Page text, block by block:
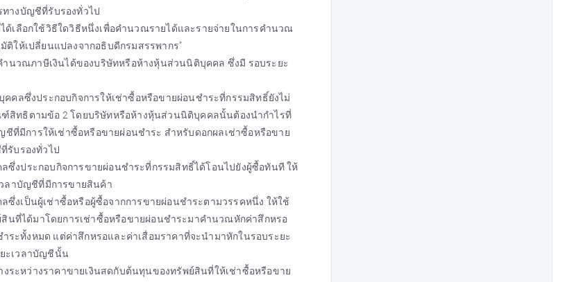
ทางบัญชีที่รับรองทั่วไป
เลือกใช้วิธีใดวิธีหนึ่งเพื่อคำนวณรายได้และรายจ่ายในการคำนวณ
ติให้เปลี่ยนแปลงจากอธิบดีกรมสรรพากร”
ำนวณภาษีเงินได้ของบริษัทหรือห้างหุ้นส่วนนิติบุคคล ซึ่งมี รอบระยะ
ลซึ่งประกอบกิจการให้เช่าซื้อหรือขายผ่อนชำระที่กรรมสิทธิ์ยังไม่
สิทธิตามข้อ 2 โดยบริษัทหรือห้างหุ้นส่วนนิติบุคคลนั้นต้องนำกำไรที่
ที่มีการให้เช่าซื้อหรือขายผ่อนชำระ สำหรับดอกผลเช่าซื้อหรือขาย
รับรองทั่วไป
งประกอบกิจการขายผ่อนชำระที่กรรมสิทธิ์ได้โอนไปยังผู้ซื้อทันที ให้
ลาบัญชีที่มีการขายสินค้า
งเป็นผู้เช่าซื้อหรือผู้ซื้อจากการขายผ่อนชำระตามวรรคหนึ่ง ให้ใช้
ที่ได้มาโดยการเช่าซื้อหรือขายผ่อนชำระมาคำนวณหักค่าสึกหรอ
ะทั้งหมด แต่ค่าสึกหรอและค่าเสื่อมราคาที่จะนำมาหักในรอบระยะ
ะเวลาบัญชีนั้น
งระหว่างราคาขายเงินสดกับต้นทุนของทรัพย์สินที่ให้เช่าซื้อหรือขาย